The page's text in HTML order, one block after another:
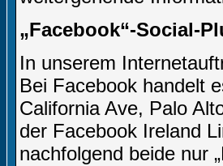
„Facebook“-Social-
In unserem
Bei Facebook handelt
California Ave, Palo
der Facebook Ireland
nachfolgend beide nur